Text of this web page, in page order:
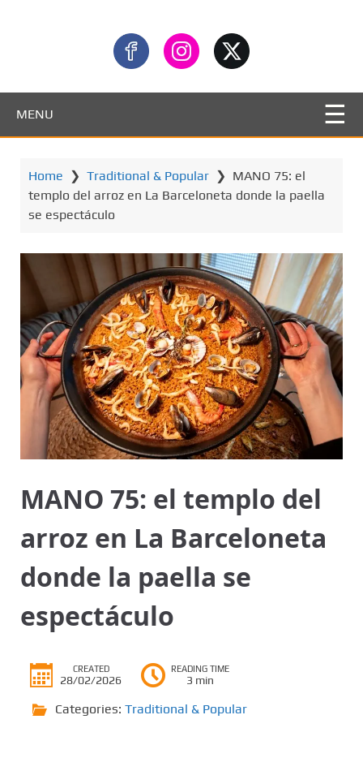
MENU
Home ❯ Traditional & Popular ❯ MANO 75: el
templo del arroz en La Barceloneta donde la paella
se espectáculo
MANO 75: el templo del
arroz en La Barceloneta
donde la paella se
espectáculo
CREATED
28/02/2026
READING TIME
3 min
Categories: Traditional & Popular